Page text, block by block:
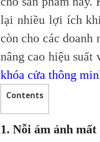
lại nhiều lợi ích
còn cho các doanh
nâng cao hiệu suất
khóa cửa thông
Contents
1. Nỗi ám ảnh mất